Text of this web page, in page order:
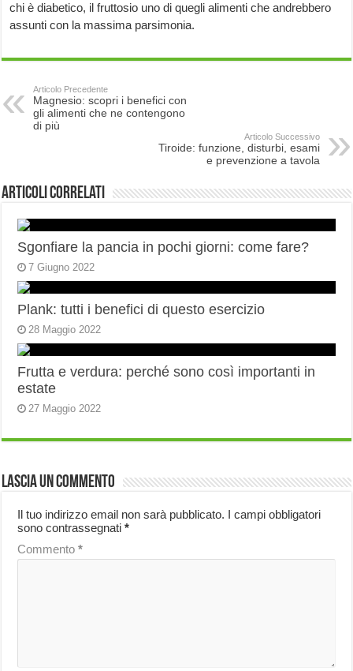
chi è diabetico, il fruttosio uno di quegli alimenti che andrebbero
assunti con la massima parsimonia.
Articolo Precedente
Magnesio: scopri i benefici con
gli alimenti che ne contengono
di più
Articolo Successivo
Tiroide: funzione, disturbi, esami
e prevenzione a tavola
Articoli correlati
Sgonfiare la pancia in pochi giorni: come fare?
7 Giugno 2022
Plank: tutti i benefici di questo esercizio
28 Maggio 2022
Frutta e verdura: perché sono così importanti in
estate
27 Maggio 2022
Lascia un commento
Il tuo indirizzo email non sarà pubblicato. I campi obbligatori
sono contrassegnati*
Commento*